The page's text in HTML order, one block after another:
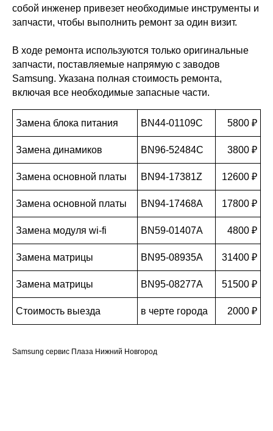
собой инженер привезет необходимые инструменты и
запчасти, чтобы выполнить ремонт за один визит.
В ходе ремонта используются только оригинальные
запчасти, поставляемые напрямую с заводов
Samsung. Указана полная стоимость ремонта,
включая все необходимые запасные части.
Замена блока питания BN44-01109C 5800 ₽
Замена динамиков BN96-52484C 3800 ₽
Замена основной платы BN94-17381Z 12600 ₽
Замена основной платы BN94-17468A 17800 ₽
Замена модуля wi-fi BN59-01407A 4800 ₽
Замена матрицы BN95-08935A 31400 ₽
Замена матрицы BN95-08277A 51500 ₽
Стоимость выезда в черте города 2000 ₽
Samsung сервис Плаза Нижний Новгород